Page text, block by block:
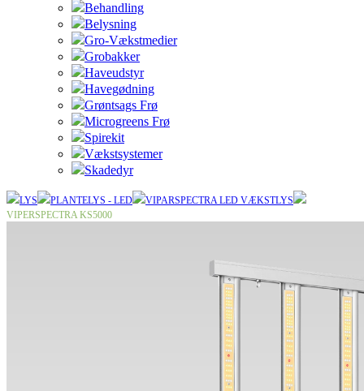
Behandling
Belysning
Gro-Vækstmedier
Grobakker
Haveudstyr
Havegødning
Grøntsags Frø
Microgreens Frø
Spirekit
Vækstsystemer
Skadedyr
LYS PLANTELYS - LED
VIPARSPECTRA LED VÆKSTLYS
VIPERSPECTRA KS5000